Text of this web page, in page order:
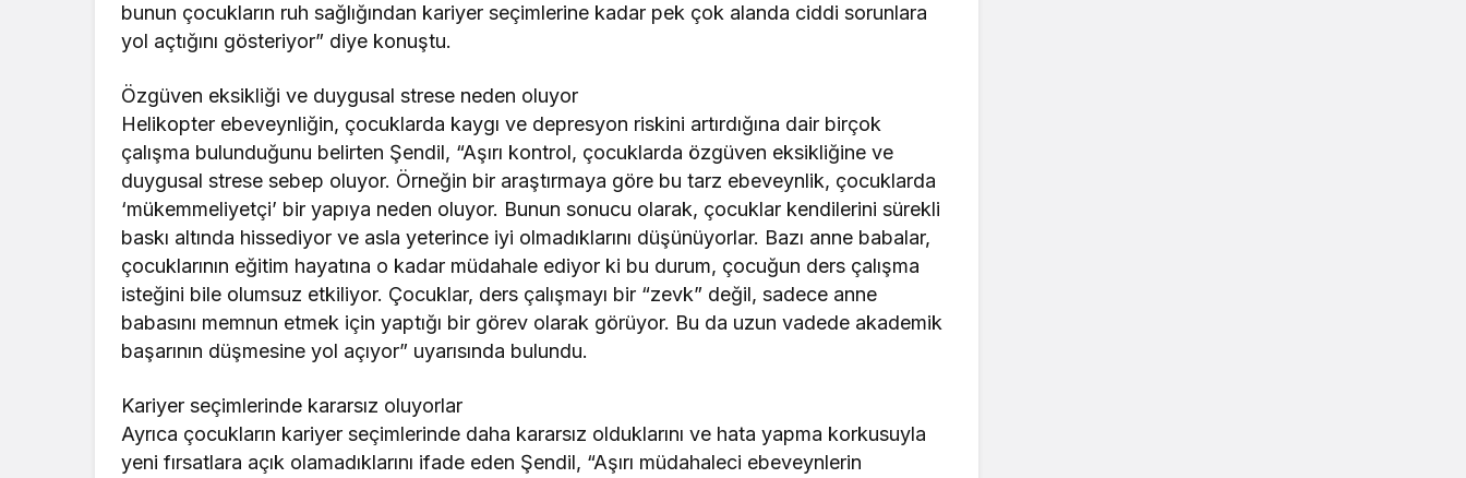
bunun çocukların ruh sağlığından kariyer seçimlerine kadar pek çok alanda ciddi sorunlara
yol açtığını gösteriyor” diye konuştu.
Özgüven eksikliği ve duygusal strese neden oluyor
Helikopter ebeveynliğin, çocuklarda kaygı ve depresyon riskini artırdığına dair birçok
çalışma bulunduğunu belirten Şendil, “Aşırı kontrol, çocuklarda özgüven eksikliğine ve
duygusal strese sebep oluyor. Örneğin bir araştırmaya göre bu tarz ebeveynlik, çocuklarda
‘mükemmeliyetçi’ bir yapıya neden oluyor. Bunun sonucu olarak, çocuklar kendilerini sürekli
baskı altında hissediyor ve asla yeterince iyi olmadıklarını düşünüyorlar. Bazı anne babalar,
çocuklarının eğitim hayatına o kadar müdahale ediyor ki bu durum, çocuğun ders çalışma
isteğini bile olumsuz etkiliyor. Çocuklar, ders çalışmayı bir “zevk” değil, sadece anne
babasını memnun etmek için yaptığı bir görev olarak görüyor. Bu da uzun vadede akademik
başarının düşmesine yol açıyor” uyarısında bulundu.
Kariyer seçimlerinde kararsız oluyorlar
Ayrıca çocukların kariyer seçimlerinde daha kararsız olduklarını ve hata yapma korkusuyla
yeni fırsatlara açık olamadıklarını ifade eden Şendil, “Aşırı müdahaleci ebeveynlerin